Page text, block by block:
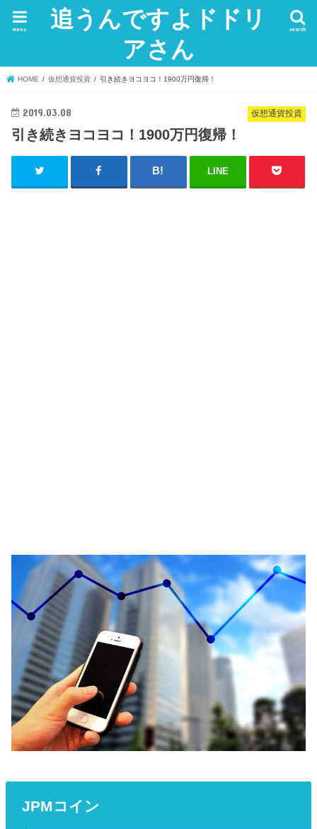
追うんですよドドリ
アさん
search
menu
HOME 仮想通貨投資 引き続きヨコヨコ！1900万円復帰！
仮想通貨投資
2019.03.08
引き続きヨコヨコ！1900万円復帰！
LINE
JPMコイン